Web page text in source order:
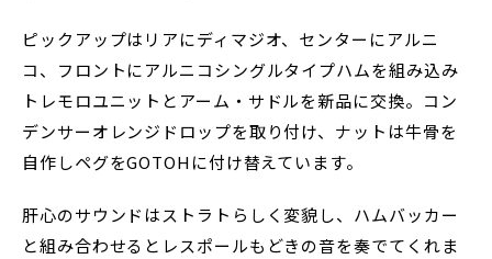
ピックアップはリアにディマジオ、センターにアルニ
コ、フロントにアルニコシングルタイプハムを組み込み
トレモロユニットとアーム・サドルを新品に交換。コン
デンサーオレンジドロップを取り付け、ナットは牛骨を
自作しペグをGOTOHに付け替えています。
肝心のサウンドはストラトらしく変貌し、ハムバッカー
と組み合わせるとレスポールもどきの音を奏でてくれま